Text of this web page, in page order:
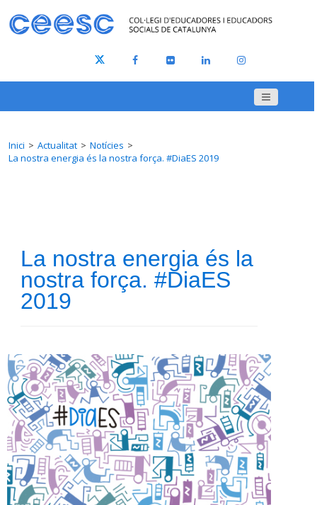
Inici Actualitat
Notícies
La nostra energia és la nostra força. #DiaES 2019
La nostra energia és la
nostra força. #DiaES
2019